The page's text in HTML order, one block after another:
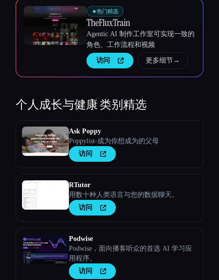
★热门精选
TheFluxTrain
Agentic AI 制作工作室可实现一致的
角色、工作流程和视频
访问 更多细节→
个人成长与健康类别精选
Ask Poppy
Poppylist-成为你想成为的父母
访问
RTutor
用数十种人类语言与您的数据聊天。
访问
Podwise
Podwise，面向播客听众的首选 AI 学习应
用程序。
访问